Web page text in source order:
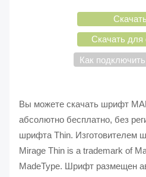
Скачать
Скачать для
Как
Вы можете скачать шрифт
абсолютно бесплатно, без
шрифта Thin. Изготовителем
Mirage Thin is a trademark of
MadeType. Шрифт размещен